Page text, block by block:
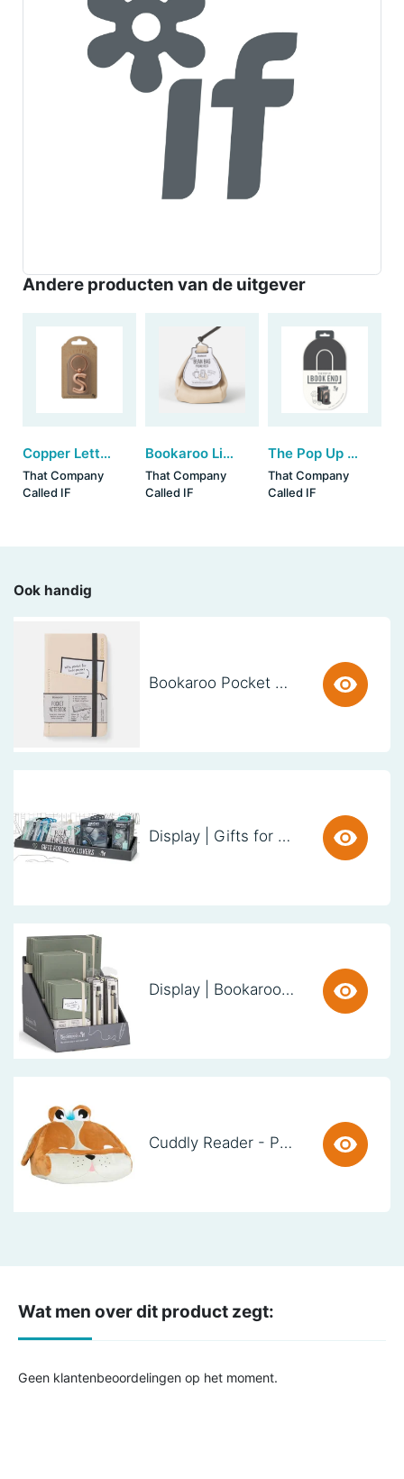
Andere producten van de uitgever
Copper Letter Keyring - S (set van 3)
That Company
Called IF
Bookaroo Little Bean Bag Phone Rest - Cream
That Company
Called IF
The Pop Up Book End - Charcoal (set van 3)
That Company
Called IF
Ook handig
Bookaroo Pocket Notebook (A6) - CREAM
Display | Gifts for Book Lovers (60cm)
Display | Bookaroo Notebook & Pen - Fern
Cuddly Reader - Puppy Pete
Wat men over dit product zegt:
Geen klantenbeoordelingen op het moment.